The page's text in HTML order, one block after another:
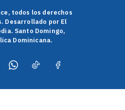
todos los derechos
Desarrollado por El
Santo Domingo,
Dominicana.